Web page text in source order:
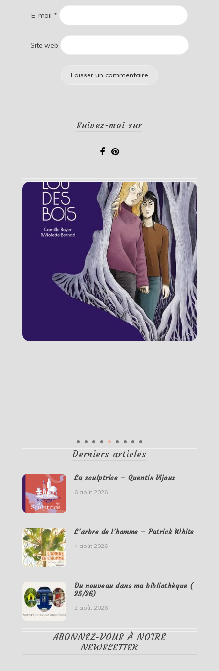
E-mail *
Site web
Suivez-moi sur
Derniers articles
La sculptrice – Quentin Vijoux
6 août 2026
L’arbre de l’homme – Patrick White
4 août 2026
Du nouveau dans ma bibliothèque (
25/26)
2 août 2026
ABONNEZ-VOUS À NOTRE
NEWSLETTER